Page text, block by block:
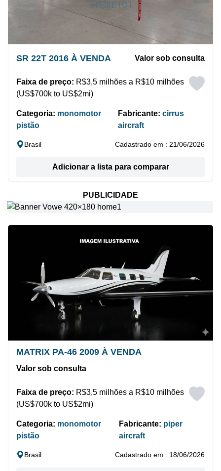
SR 22T 2016 À VENDA Valor sob consulta
Faixa de preço: R$3,5 milhões a R$10 milhões
(US$700k to US$2mi)
Categoria: monomotor
pistão
Fabricante: cirrus
aircraft
Brasil Cadastrado em : 21/06/2026
Adicionar a lista para comparar
PUBLICIDADE
MATRIX PA-46 2009 À VENDA
Valor sob consulta
Faixa de preço: R$3,5 milhões a R$10 milhões
(US$700k to US$2mi)
Categoria: monomotor
pistão
Fabricante: piper
aircraft
Brasil Cadastrado em : 18/06/2026